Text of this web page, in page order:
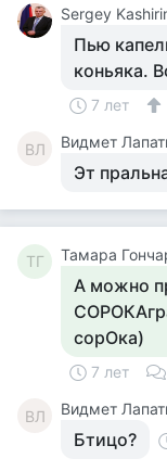
Sergey
Пью
коньяка.
7 лет
ВЛ Видмет
Эт
ТГ Тамара
А можно
сорОка)
7 лет
ВЛ Видмет
Бтицо?